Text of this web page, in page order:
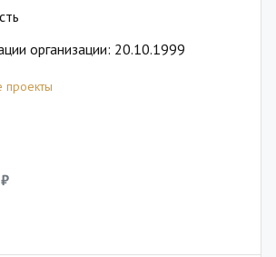
организации: 20.10.1999